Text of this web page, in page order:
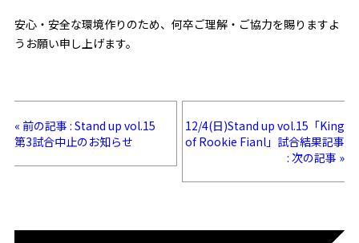
安心・安全な環境作りのため、何卒ご理解・ご協力を賜りますよ
うお願い申し上げます。
« 前の記事 : Stand up vol.15
第3試合中止のお知らせ
12/4(日)Stand up vol.15「King
of Rookie Fianl」試合結果記事
: 次の記事 »